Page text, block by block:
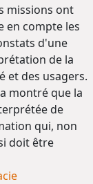
missions ont
en compte les
d'une
de la
et des usagers.
montré que la
de
qui, non
doit être